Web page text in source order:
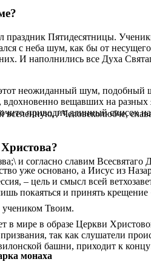
праздник Пятидесятницы.
с неба шум, как бы от
И наполнились все Духа
неожиданный шум,
вещавших на разных
приводит длинный список
уже основано, а Иисус из
– цель и смысл всей
покаяться и принять
мире в образе Церкви
так как слушатели
башни, приходит к
/ Человеколюбче,
и согласно славим Всесвятаго
учеником Твоим.
монаха